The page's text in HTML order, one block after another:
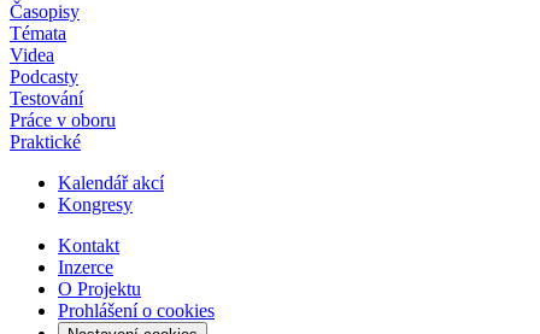
Časopisy
Témata
Videa
Podcasty
Testování
Práce v oboru
Praktické
Kalendář akcí
Kongresy
Kontakt
Inzerce
O Projektu
Prohlášení o cookies